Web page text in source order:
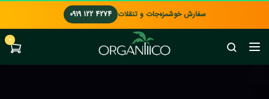
سفارش خوشمزه‌جات و تنقلات 0919 122 4274
0